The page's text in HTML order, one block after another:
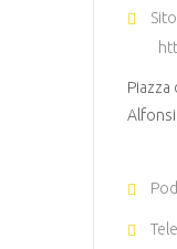
Piazza